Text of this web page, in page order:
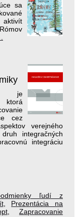
sa
je
ktorá
cez
verejného
integračných
integráciu
ľudí z
, Prezentácia na
,Zapracovanie